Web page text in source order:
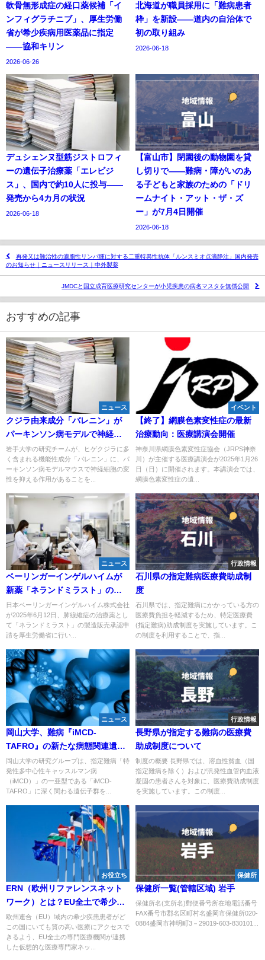
軟骨無形成症の経口薬候補「イ
ンフィグラチニブ」、厚生労働
省が希少疾病用医薬品に指定
——協和キリン
2026-06-26
北海道が職員採用に「難病患者
枠」を新設——道内の自治体で
初の取り組み
2026-06-18
デュシェンヌ型筋ジストロフィ
ーの遺伝子治療薬「エレビジ
ス」、国内で約10人に投与——
発売から4カ月の状況
2026-06-18
【富山市】閉園後の動物園を貸
し切りで——難病・障がいのあ
る子どもと家族のための「ドリ
ームナイト・アット・ザ・ズ
ー」が7月4日開催
2026-06-18
再発又は難治性の濾胞性リンパ腫に対する二重特異性抗体「ルンスミオ点滴静注」国内発売
のお知らせ｜ニュースリリース｜中外製薬
JMDCと国立成育医療研究センターが小児疾患の病名マスタを無償公開
おすすめの記事
ニュース
クジラ由来成分「バレニン」が
パーキンソン病モデルで神経保
護 岩手大が作用機序を解明
岩手大学の研究チームが、ヒゲクジラに多
く含まれる機能性成分「バレニン」に、パ
ーキンソン病モデルマウスで神経細胞の変
性を抑える作用があることを...
イベント
【終了】網膜色素変性症の最新
治療動向：医療講演会開催
神奈川県網膜色素変性症協会（JRPS神奈
川）が主催する医療講演会が2025年1月26
日（日）に開催されます。本講演会では、
網膜色素変性症の遺...
ニュース
ベーリンガーインゲルハイムが
新薬「ネランドミラスト」の承
認申請を実施！肺線維症患者に
新たな治療選択肢
日本ベーリンガーインゲルハイム株式会社
が2025年6月12日、肺線維症の治療薬とし
て「ネランドミラスト」の製造販売承認申
請を厚生労働省に行い...
行政情報
石川県の指定難病医療費助成制
度
石川県では、指定難病にかかっている方の
医療費負担を軽減するため、特定医療費
(指定難病)助成制度を実施しています。こ
の制度を利用することで、指...
ニュース
岡山大学、難病『iMCD-
TAFRO』の新たな病態関連遺伝
子を発見―新治療法開発へ前進
岡山大学の研究グループは、指定難病「特
発性多中心性キャッスルマン病
（iMCD）」の一亜型である「iMCD-
TAFRO」に深く関わる遺伝子群を...
行政情報
長野県が指定する難病の医療費
助成制度について
制度の概要 長野県では、溶血性貧血（国
指定難病を除く）および汎発性血管内血液
凝固の患者さんを対象に、医療費助成制度
を実施しています。この制度...
お役立ち
ERN（欧州リファレンスネット
ワーク）とは？EU全土で希少疾
患患者を診る医療専門家ネット
ワーク
欧州連合（EU）域内の希少疾患患者がど
この国にいても質の高い医療にアクセスで
きるよう、EU全土の専門医療機関が連携
した仮想的な医療専門家ネッ...
保健所
保健所一覧(管轄区域) 岩手
保健所名(支所名)郵便番号所在地電話番号
FAX番号市郡名区町村名盛岡市保健所020-
0884盛岡市神明町3－29019-603-830101...